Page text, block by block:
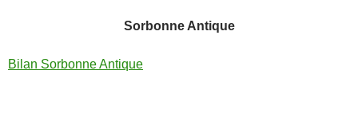
Sorbonne Antique
Bilan Sorbonne Antique